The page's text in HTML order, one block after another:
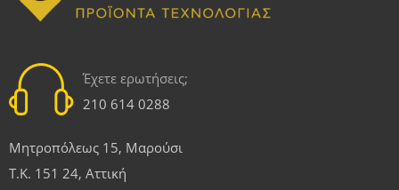
Έχετε ερωτήσεις;
210 614 0288
Μητροπόλεως 15, Μαρούσι
Τ.Κ. 151 24, Αττική